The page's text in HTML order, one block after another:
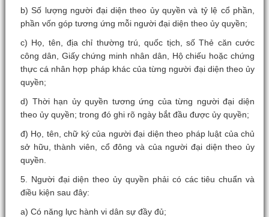
b) Số lượng người đại diện theo ủy quyền và tỷ lệ cổ phần,
phần vốn góp tương ứng mỗi người đại diện theo ủy quyền;
c) Họ, tên, địa chỉ thường trú, quốc tịch, số Thẻ căn cước
công dân, Giấy chứng minh nhân dân, Hộ chiếu hoặc chứng
thực cá nhân hợp pháp khác của từng người đại diện theo ủy
quyền;
d) Thời hạn ủy quyền tương ứng của từng người đại diện
theo ủy quyền; trong đó ghi rõ ngày bắt đầu được ủy quyền;
đ) Họ, tên, chữ ký của người đại diện theo pháp luật của chủ
sở hữu, thành viên, cổ đông và của người đại diện theo ủy
quyền.
5. Người đại diện theo ủy quyền phải có các tiêu chuẩn và
điều kiện sau đây:
a) Có năng lực hành vi dân sự đầy đủ;